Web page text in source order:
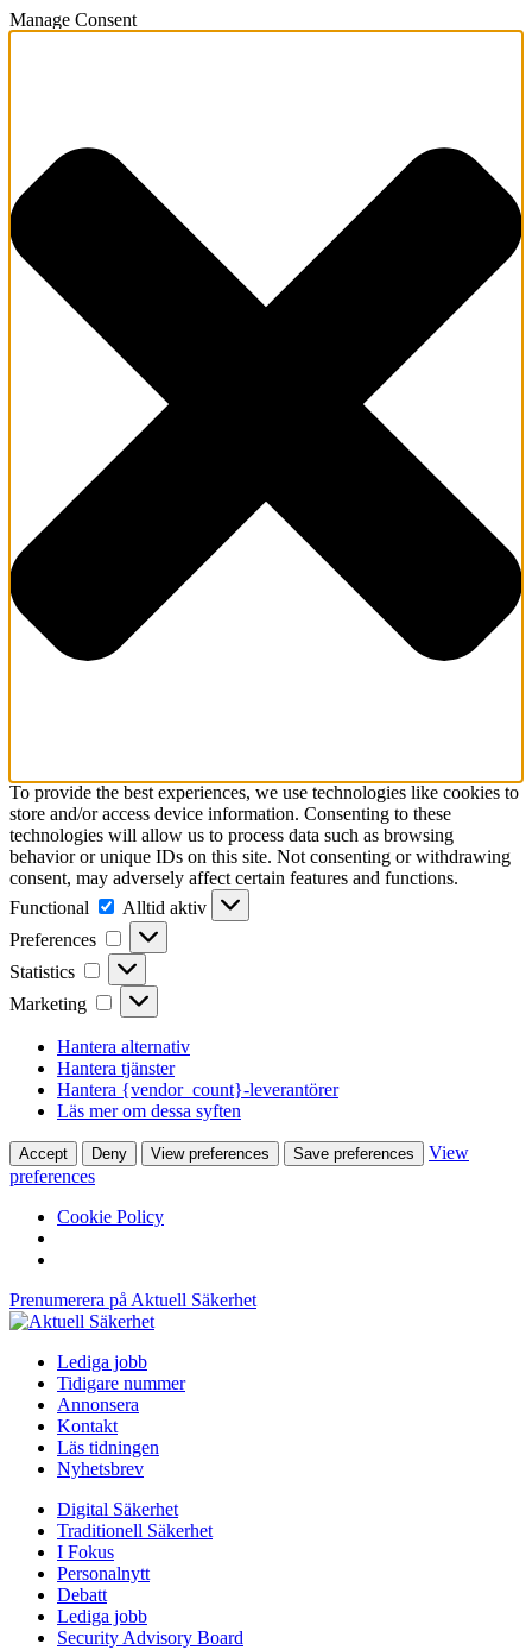
Manage Consent
To provide the best experiences, we use technologies like cookies to
store and/or access device information. Consenting to these
technologies will allow us to process data such as browsing
behavior or unique IDs on this site. Not consenting or withdrawing
consent, may adversely affect certain features and functions.
Functional
Functional
Alltid aktiv
Preferences
Preferences
Statistics Statistics
Marketing Marketing
Hantera alternativ
Hantera tjänster
Hantera {vendor_count}-leverantörer
Läs mer om dessa syften
Accept Deny View preferences Save preferences
View
preferences
Cookie Policy
Prenumerera på Aktuell Säkerhet
Lediga jobb
Tidigare nummer
Annonsera
Kontakt
Läs tidningen
Nyhetsbrev
Digital Säkerhet
Traditionell Säkerhet
I Fokus
Personalnytt
Debatt
Lediga jobb
Security Advisory Board